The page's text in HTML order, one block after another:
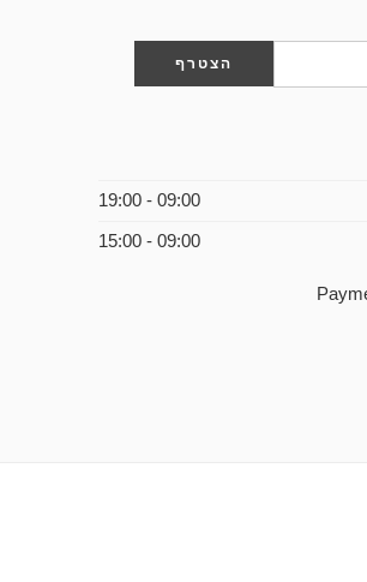
09:00 - 19:00
09:00 - 15:00